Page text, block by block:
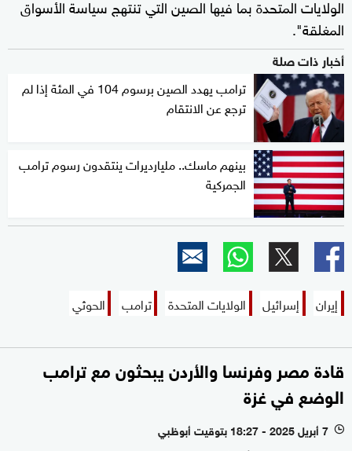
الولايات المتحدة بما فيها الصين التي تنتهج سياسة الأسواق
المغلقة".
أخبار ذات صلة
ترامب يهدد الصين برسوم 104 في المئة إذا لم
ترجع عن الانتقام
بينهم ماسك.. مليارديرات ينتقدون رسوم ترامب
الجمركية
إيران إسرائيل الولايات المتحدة ترامب الحوثي
قادة مصر وفرنسا والأردن يبحثون مع ترامب
الوضع في غزة
l 7 أبريل 2025 - 18:27 بتوقيت أبوظبي